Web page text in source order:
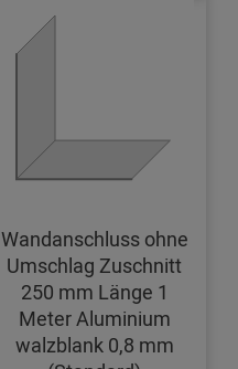
Wandanschluss ohne
Umschlag Zuschnitt
250 mm Länge 1
Meter Aluminium
walzblank 0,8 mm